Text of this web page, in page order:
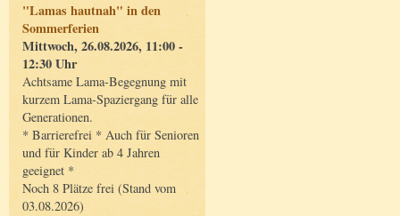
"Lamas hautnah" in den
Sommerferien
Mittwoch, 26.08.2026, 11:00 -
12:30 Uhr
Achtsame Lama-Begegnung mit
kurzem Lama-Spaziergang für alle
Generationen.
* Barrierefrei * Auch für Senioren
und für Kinder ab 4 Jahren
geeignet *
Noch 8 Plätze frei (Stand vom
03.08.2026)